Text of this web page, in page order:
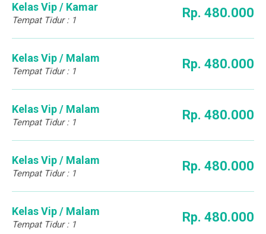
Kelas Vip / Kamar
Tempat Tidur : 1 Rp. 480.000
Kelas Vip / Malam
Tempat Tidur : 1 Rp. 480.000
Kelas Vip / Malam
Tempat Tidur : 1 Rp. 480.000
Kelas Vip / Malam
Tempat Tidur : 1 Rp. 480.000
Kelas Vip / Malam
Tempat Tidur : 1 Rp. 480.000